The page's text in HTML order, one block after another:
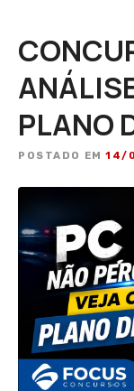
PLANO
POSTADO EM 14/